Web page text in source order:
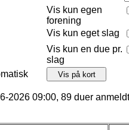
Vis kun egen
forening
Vis kun eget slag
Vis kun en due pr.
slag
2026 09:00, 89 duer